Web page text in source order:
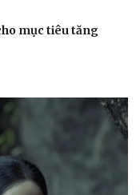
mục tiêu tăng